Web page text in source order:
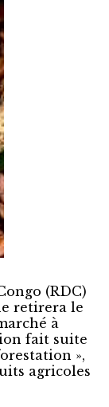
(RDC)
retirera le
à
fait suite
»,
agricoles